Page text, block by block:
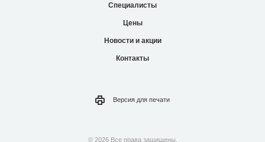
Специалисты
Цены
Новости и акции
Контакты
Версия для печати
© 2026 Все права защищены.